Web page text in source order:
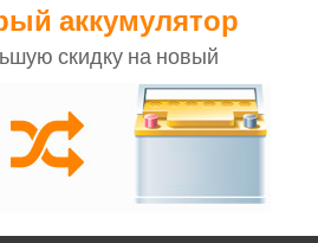
аккумулятор
скидку на новый